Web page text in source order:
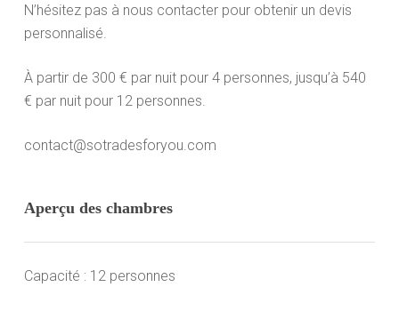
N’hésitez pas à nous contacter pour obtenir un devis
personnalisé.
À partir de 300 € par nuit pour 4 personnes, jusqu’à 540
€ par nuit pour 12 personnes.
contact@sotradesforyou.com
Aperçu des chambres
Capacité : 12 personnes